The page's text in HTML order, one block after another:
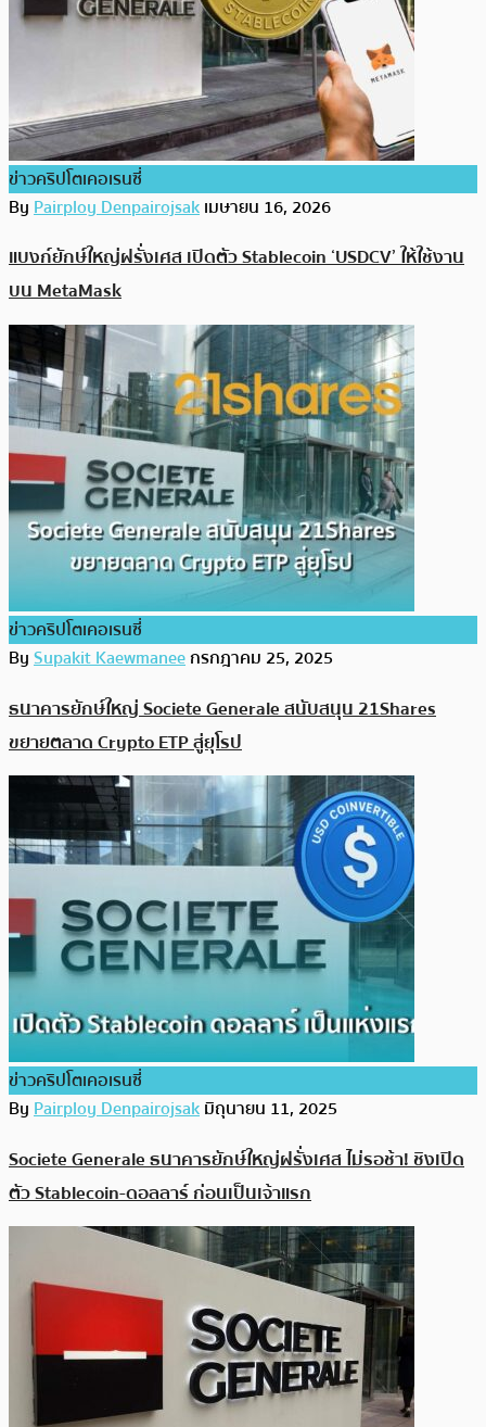
ข่าวคริปโตเคอเรนซี่
ByPairploy Denpairojsakเมษายน 16, 2026
แบงก์ยักษ์ใหญ่ฝรั่งเศส เปิดตัว Stablecoin ‘USDCV’ ให้ใช้งาน
บน MetaMask
ข่าวคริปโตเคอเรนซี่
BySupakit Kaewmaneeกรกฎาคม 25, 2025
ธนาคารยักษ์ใหญ่ Societe Generale สนับสนุน 21Shares
ขยายตลาด Crypto ETP สู่ยุโรป
ข่าวคริปโตเคอเรนซี่
ByPairploy Denpairojsakมิถุนายน 11, 2025
Societe Generale ธนาคารยักษ์ใหญ่ฝรั่งเศส ไม่รอช้า! ชิงเปิด
ตัว Stablecoin-ดอลลาร์ ก่อนเป็นเจ้าแรก